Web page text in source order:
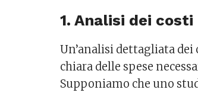
1. Analisi dei costi
Un’analisi dettagliata
chiara delle spese
Supponiamo che uno